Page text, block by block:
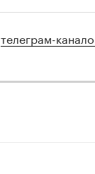
телеграм-